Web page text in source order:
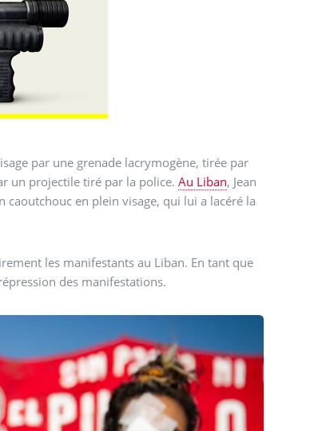
par une grenade lacrymogène, tirée par
un projectile tiré par la police.Au Liban, Jean
en plein visage, qui lui a lacéré la
les manifestants au Liban. En tant que
des manifestations.